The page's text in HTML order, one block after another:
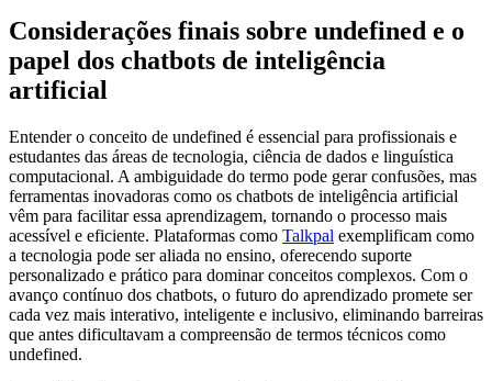
Considerações finais sobre undefined e o
papel dos chatbots de inteligência
artificial
Entender o conceito de undefined é essencial para profissionais e
estudantes das áreas de tecnologia, ciência de dados e linguística
computacional. A ambiguidade do termo pode gerar confusões, mas
ferramentas inovadoras como os chatbots de inteligência artificial
vêm para facilitar essa aprendizagem, tornando o processo mais
acessível e eficiente. Plataformas como Talkpal exemplificam como
a tecnologia pode ser aliada no ensino, oferecendo suporte
personalizado e prático para dominar conceitos complexos. Com o
avanço contínuo dos chatbots, o futuro do aprendizado promete ser
cada vez mais interativo, inteligente e inclusivo, eliminando barreiras
que antes dificultavam a compreensão de termos técnicos como
undefined.